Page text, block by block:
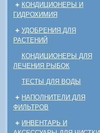
+ КОНДИЦИОНЕРЫ И
ГИДРОХИМИЯ
+ УДОБРЕНИЯ ДЛЯ
РАСТЕНИЙ
КОНДИЦИОНЕРЫ ДЛЯ
ЛЕЧЕНИЯ РЫБОК
ТЕСТЫ ДЛЯ ВОДЫ
+ НАПОЛНИТЕЛИ ДЛЯ
ФИЛЬТРОВ
+ ИНВЕНТАРЬ И